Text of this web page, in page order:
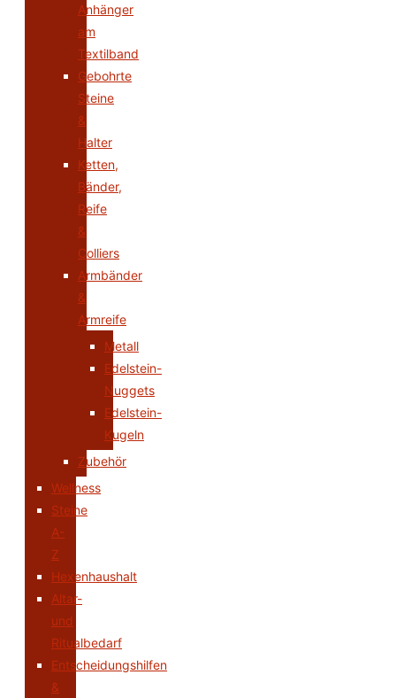
Anhänger
am
Textilband
Gebohrte
Steine
&
Halter
Ketten,
Bänder,
Reife
&
Colliers
Armbänder
&
Armreife
Metall
Edelstein-
Nuggets
Edelstein-
Kugeln
Zubehör
Wellness
Steine
A-
Z
Hexenhaushalt
Altar-
und
Ritualbedarf
Entscheidungshilfen
&